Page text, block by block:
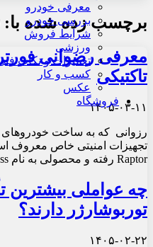
معرفی خودرو
بررسی خودرو
شرایط فروش
ورزشی
تعمیرات و نکات
کسب و کار
عکس
فروشگاه
برچسب زده شده با:
معرفی رضوانی
تاکتیکی
۱۴۰۵-۰۳-۱۱
رزوانی که به ساخت
Raptor رفته و محصولی به نام Rezvani Fortress معرفی کرده است.
چه عواملی بیشترین
توربوشارژر دارند؟
۱۴۰۵-۰۲-۲۲